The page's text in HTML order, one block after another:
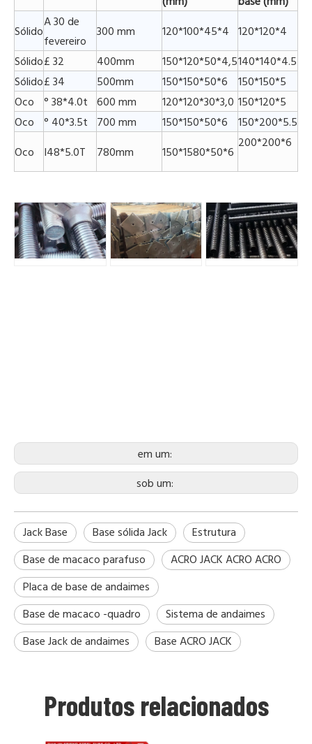
Sólido
A 30 de
fevereiro
300 mm 120*100*45*4 120*120*4
Sólido£ 32 400mm 150*120*50*4,5140*140*4.5
Sólido£ 34 500mm 150*150*50*6
150*150*5
Oco
° 38*4.0t 600 mm 120*120*30*3,0 150*120*5
Oco
° 40*3.5t 700 mm 150*150*50*6
150*200*5.5
Oco
I48*5.0T 780mm 150*1580*50*6
200*200*6
em um:
sob um:
Jack Base Base sólida Jack
Estrutura
Base de macaco parafuso
ACRO JACK ACRO ACRO
Placa de base de andaimes
Base de macaco -quadro
Sistema de andaimes
Base Jack de andaimes
Base ACRO JACK
Produtos relacionados